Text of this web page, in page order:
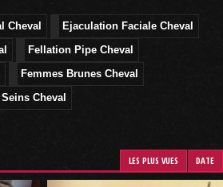
Cheval
Ejaculation Faciale Cheval
Fellation Pipe Cheval
Femmes Brunes Cheval
Cheval
LES PLUS VUES DATE